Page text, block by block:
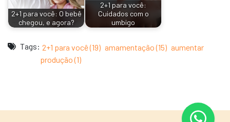
2+1 para você: O bebê
chegou, e agora?
2+1 para você:
Cuidados com o
umbigo
Tags: 2+1 para você (19) amamentação (15) aumentar
produção (1)